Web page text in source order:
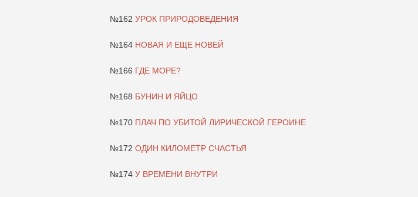
№162 УРОК ПРИРОДОВЕДЕНИЯ
№164 НОВАЯ И ЕЩЕ НОВЕЙ
№166 ГДЕ МОРЕ?
№168 БУНИН И ЯЙЦО
№170 ПЛАЧ ПО УБИТОЙ ЛИРИЧЕСКОЙ ГЕРОИНЕ
№172 ОДИН КИЛОМЕТР СЧАСТЬЯ
№174 У ВРЕМЕНИ ВНУТРИ